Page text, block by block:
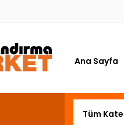
Ana Sayfa